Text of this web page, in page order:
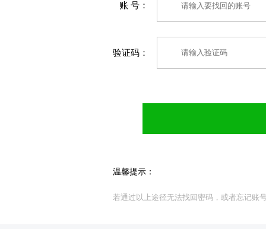
账 号：
验证码：
温馨提示：
若通过以上途径无法找回密码，或者忘记账